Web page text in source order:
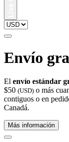
Envío
El envío estándar
$50 (USD) o más
contiguos o en
Canadá.
Más información